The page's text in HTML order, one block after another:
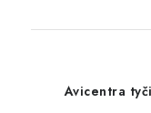
Avicentra